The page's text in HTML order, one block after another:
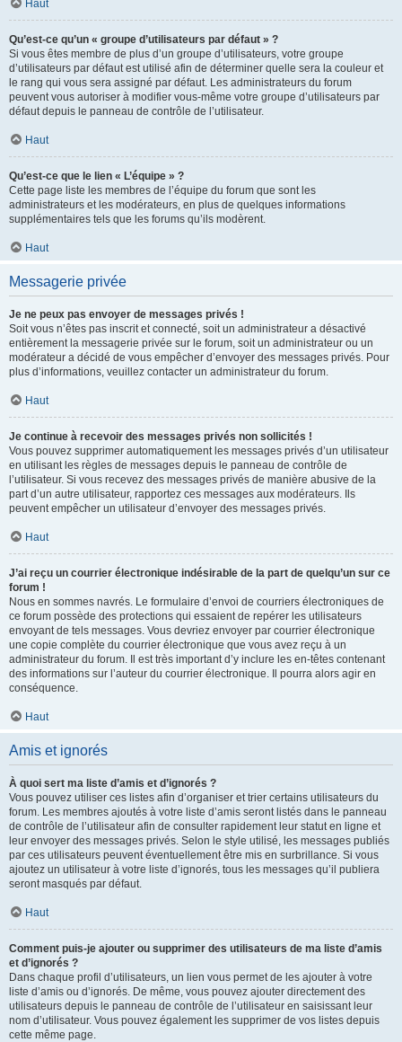
Haut
Qu’est-ce qu’un « groupe d’utilisateurs par défaut » ?
Si vous êtes membre de plus d’un groupe d’utilisateurs, votre groupe
d’utilisateurs par défaut est utilisé afin de déterminer quelle sera la couleur et
le rang qui vous sera assigné par défaut. Les administrateurs du forum
peuvent vous autoriser à modifier vous-même votre groupe d’utilisateurs par
défaut depuis le panneau de contrôle de l’utilisateur.
Haut
Qu’est-ce que le lien « L’équipe » ?
Cette page liste les membres de l’équipe du forum que sont les
administrateurs et les modérateurs, en plus de quelques informations
supplémentaires tels que les forums qu’ils modèrent.
Haut
Messagerie privée
Je ne peux pas envoyer de messages privés !
Soit vous n’êtes pas inscrit et connecté, soit un administrateur a désactivé
entièrement la messagerie privée sur le forum, soit un administrateur ou un
modérateur a décidé de vous empêcher d’envoyer des messages privés. Pour
plus d’informations, veuillez contacter un administrateur du forum.
Haut
Je continue à recevoir des messages privés non sollicités !
Vous pouvez supprimer automatiquement les messages privés d’un utilisateur
en utilisant les règles de messages depuis le panneau de contrôle de
l’utilisateur. Si vous recevez des messages privés de manière abusive de la
part d’un autre utilisateur, rapportez ces messages aux modérateurs. Ils
peuvent empêcher un utilisateur d’envoyer des messages privés.
Haut
J’ai reçu un courrier électronique indésirable de la part de quelqu’un sur ce
forum !
Nous en sommes navrés. Le formulaire d’envoi de courriers électroniques de
ce forum possède des protections qui essaient de repérer les utilisateurs
envoyant de tels messages. Vous devriez envoyer par courrier électronique
une copie complète du courrier électronique que vous avez reçu à un
administrateur du forum. Il est très important d’y inclure les en-têtes contenant
des informations sur l’auteur du courrier électronique. Il pourra alors agir en
conséquence.
Haut
Amis et ignorés
À quoi sert ma liste d’amis et d’ignorés ?
Vous pouvez utiliser ces listes afin d’organiser et trier certains utilisateurs du
forum. Les membres ajoutés à votre liste d’amis seront listés dans le panneau
de contrôle de l’utilisateur afin de consulter rapidement leur statut en ligne et
leur envoyer des messages privés. Selon le style utilisé, les messages publiés
par ces utilisateurs peuvent éventuellement être mis en surbrillance. Si vous
ajoutez un utilisateur à votre liste d’ignorés, tous les messages qu’il publiera
seront masqués par défaut.
Haut
Comment puis-je ajouter ou supprimer des utilisateurs de ma liste d’amis
et d’ignorés ?
Dans chaque profil d’utilisateurs, un lien vous permet de les ajouter à votre
liste d’amis ou d’ignorés. De même, vous pouvez ajouter directement des
utilisateurs depuis le panneau de contrôle de l’utilisateur en saisissant leur
nom d’utilisateur. Vous pouvez également les supprimer de vos listes depuis
cette même page.